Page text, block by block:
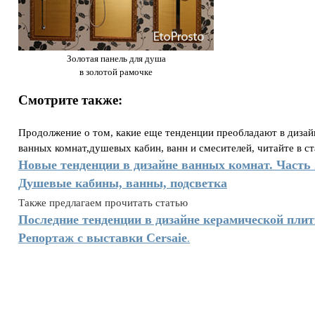
Золотая панель для душа
в золотой рамочке
Смотрите также:
Продолжение о том, какие еще тенденции преобладают в
ванных комнат,душевых кабин, ванн и смесителей, читайте в
Новые тенденции в дизайне ванных комнат. Часть
Душевые кабины, ванны, подсветка
Также предлагаем прочитать статью
Последние тенденции в дизайне керамической
Репортаж с выставки Cersaie.